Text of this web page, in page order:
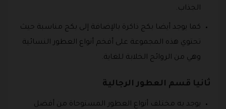
الجذاب.
كما يوجد أيضا بكج ذاكرة بالإضافة إلى بكج مناسبة حيث
تحتوي هذه المجموعة على أفخم أنواع العطور النسائية
وهي من الروائح الخلابة للغاية.
ثانيا قسم العطور الرجالية
يوجد به مختلف أنواع العطور المستوحاة من أفضل